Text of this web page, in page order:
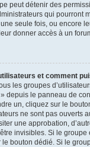
peut détenir des
qui pourront
seule fois, ou encore
donner accès à un
et comment
les groupes
depuis le panneau de
un, cliquez sur le
ne sont pas ouverts
une approbation,
invisibles. Si le
bouton dédié. Si le